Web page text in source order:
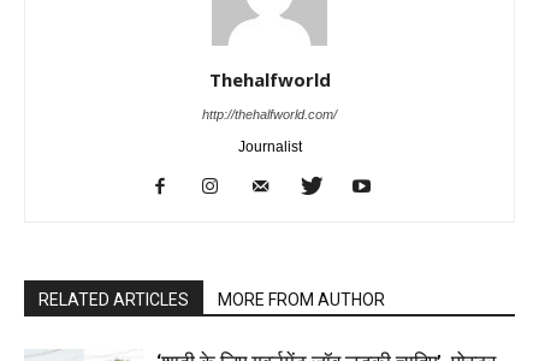
Thehalfworld
http://thehalfworld.com/
Journalist
RELATED ARTICLES MORE FROM AUTHOR